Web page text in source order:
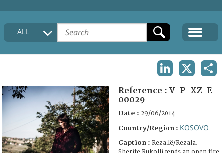
HOME
COLLECTIONS DESCRIPTION
FAQ
ALL
Reference : V-P-XZ-E-
00029
Date : 29/06/2014
Country/Region : KOSOVO
Caption : Rezallë/Rezala.